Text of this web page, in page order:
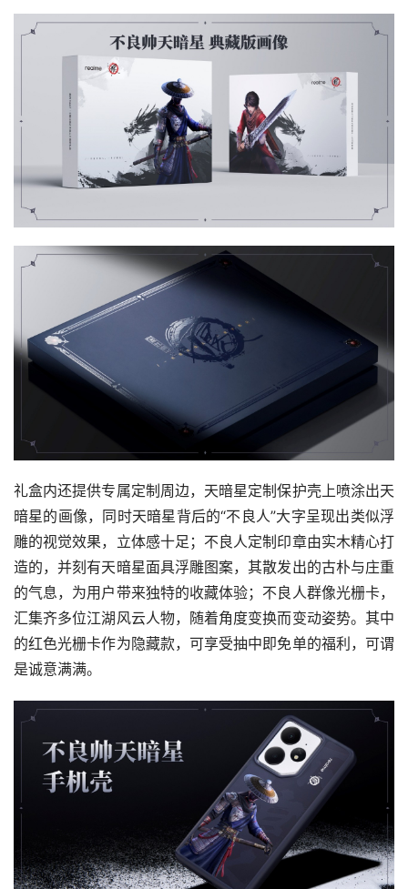
礼盒内还提供专属定制周边，天暗星定制保护壳上喷涂出天
暗星的画像，同时天暗星背后的“不良人”大字呈现出类似浮
雕的视觉效果，立体感十足；不良人定制印章由实木精心打
造的，并刻有天暗星面具浮雕图案，其散发出的古朴与庄重
的气息，为用户带来独特的收藏体验；不良人群像光栅卡，
汇集齐多位江湖风云人物，随着角度变换而变动姿势。其中
的红色光栅卡作为隐藏款，可享受抽中即免单的福利，可谓
是诚意满满。